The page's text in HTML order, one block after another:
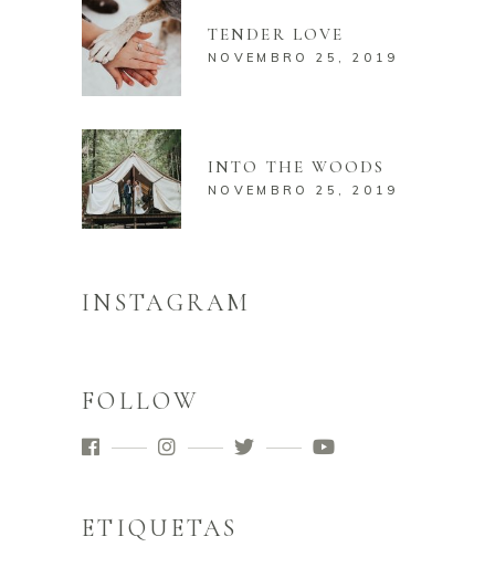
TENDER LOVE
NOVEMBRO 25, 2019
INTO THE WOODS
NOVEMBRO 25, 2019
INSTAGRAM
FOLLOW
ETIQUETAS